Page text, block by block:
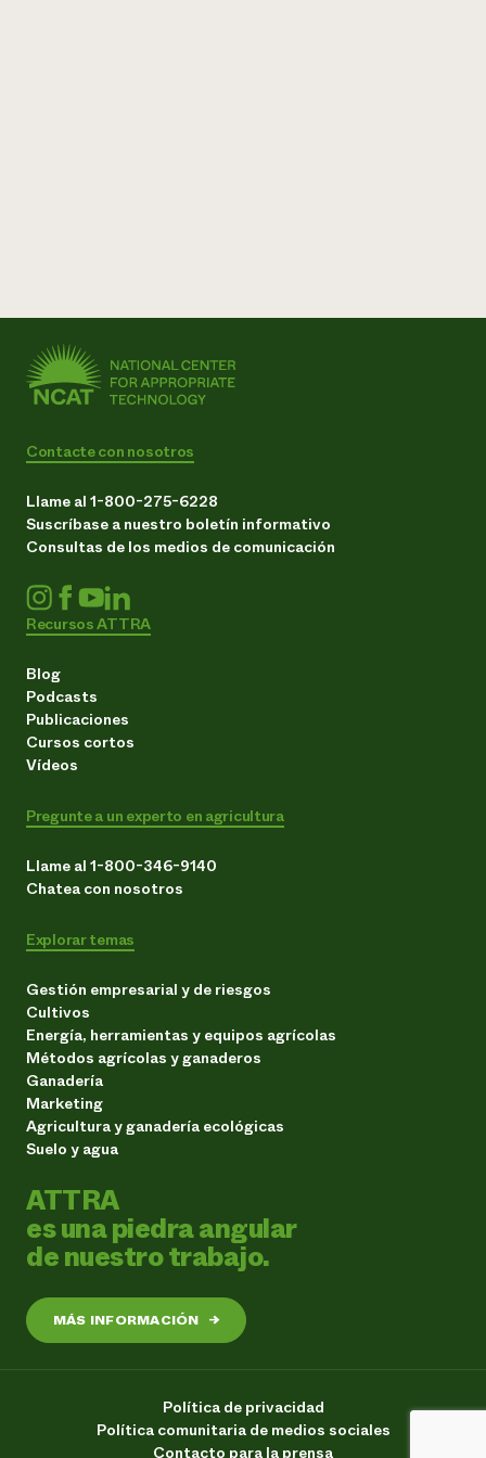
Contacte con nosotros
Llame al 1-800-275-6228
Suscríbase a nuestro boletín informativo
Consultas de los medios de comunicación
Recursos ATTRA
Blog
Podcasts
Publicaciones
Cursos cortos
Vídeos
Pregunte a un experto en agricultura
Llame al 1-800-346-9140
Chatea con nosotros
Explorar temas
Gestión empresarial y de riesgos
Cultivos
Energía, herramientas y equipos agrícolas
Métodos agrícolas y ganaderos
Ganadería
Marketing
Agricultura y ganadería ecológicas
Suelo y agua
ATTRA
es una piedra angular
de nuestro trabajo.
MÁS INFORMACIÓN →
Política de privacidad
Política comunitaria de medios sociales
Contacto para la prensa